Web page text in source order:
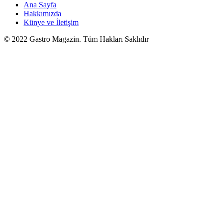
Ana Sayfa
Hakkımızda
Künye ve İletişim
© 2022 Gastro Magazin. Tüm Hakları Saklıdır